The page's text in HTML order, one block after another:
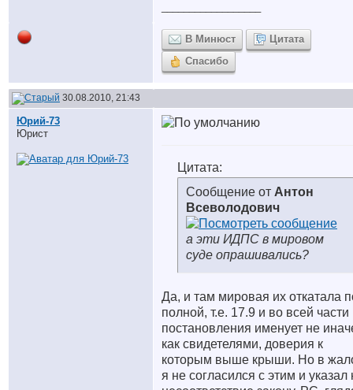
В Минюст
Цитата
Спасибо
30.08.2010, 21:43
Юрий-73
Юрист
Цитата:
Сообщение от Антон
Всеволодович
а эти ИДПС в мировом
суде опрашивались?
Да, и там мировая их откатала
полной, т.е. 17.9 и во всей части
постановления именует не
как свидетелями, доверия к
которым выше крыши. Но в
я не согласился с этим и указал